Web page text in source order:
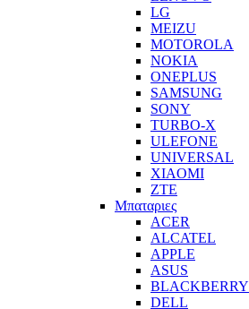
LG
MEIZU
MOTOROLA
NOKIA
ONEPLUS
SAMSUNG
SONY
TURBO-X
ULEFONE
UNIVERSAL
XIAOMI
ZTE
Μπαταριες
ACER
ALCATEL
APPLE
ASUS
BLACKBERRY
DELL